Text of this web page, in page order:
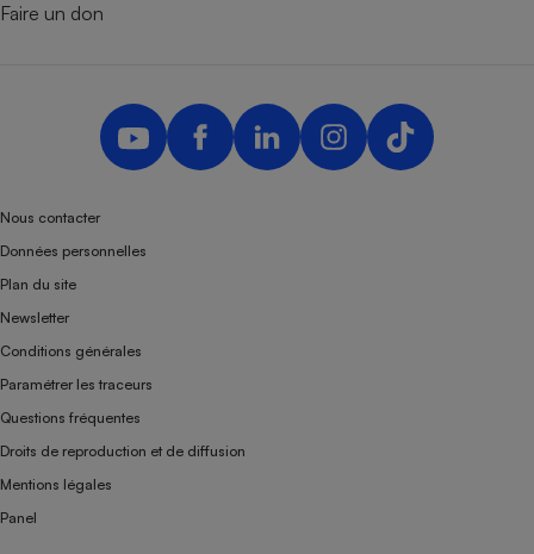
Faire un don
Nous contacter
Données personnelles
Plan du site
Newsletter
Conditions générales
Paramétrer les traceurs
Questions fréquentes
Droits de reproduction et de diffusion
Mentions légales
Panel